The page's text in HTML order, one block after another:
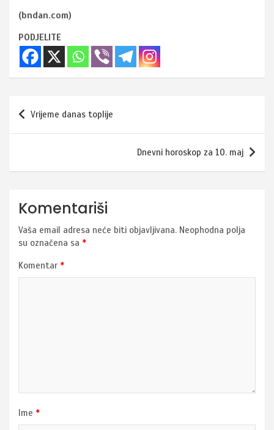
(bndan.com)
PODJELITE
Navigacija
članaka
Vrijeme danas toplije
Dnevni horoskop za 10. maj
Komentariši
Vaša email adresa neće biti objavljivana. Neophodna polja
su označena sa *
Komentar *
Ime *